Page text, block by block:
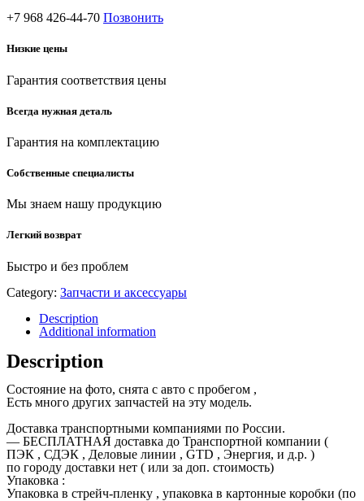
+7 968 426-44-70 Позвонить
Низкие цены
Гарантия соответствия цены
Всегда нужная деталь
Гарантия на комплектацию
Собственные специалисты
Мы знаем нашу продукцию
Легкий возврат
Быстро и без проблем
Category: Запчасти и аксессуары
Description
Additional information
Description
Состояние на фото, снята с авто с пробегом ,
Есть много других запчастей на эту модель.
Доставка транспортными компаниями по России.
— БЕСПЛАТНАЯ доставка до Транспортной компании (
ПЭК , СДЭК , Деловые линии , GTD , Энергия, и д.р. )
по городу доставки нет ( или за доп. стоимость)
Упаковка :
Упаковка в стрейч-пленку , упаковка в картонные коробки (по